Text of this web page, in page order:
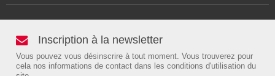
Inscription à la newsletter
Vous pouvez vous désinscrire à tout moment. Vous trouverez pour
cela nos informations de contact dans les conditions d'utilisation du